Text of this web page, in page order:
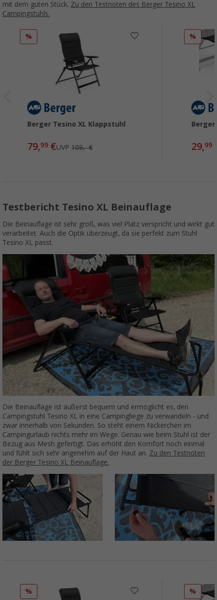
mit dem guten Stück. Zu den Testnoten des Berger Tesino XL
Campingstuhls.
%
Berger Tesino XL Klappstuhl
79,99 €UVP109,- €
%
Berger
29,99
Testbericht Tesino XL Beinauflage
Die Beinauflage ist sehr groß, was viel Platz verspricht und wirkt gut
verarbeitet. Auch die Optik überzeugt, da sie perfekt zum Stuhl
Tesino XL passt.
Die Beinauflage ist äußerst bequem und ermöglicht es, den
Campingstuhl Tesino XL in eine Campingliege zu verwandeln - und
zwar innerhalb von Sekunden. So steht einem Nickerchen im
Campingurlaub nichts mehr im Wege. Genau wie beim Stuhl ist der
Bezug aus Mesh gefertigt. Das erhöht den Komfort noch einmal
und fühlt sich sehr angenehm auf der Haut an. Zu den Testnoten
der Berger Tesino XL Beinauflage.
% %